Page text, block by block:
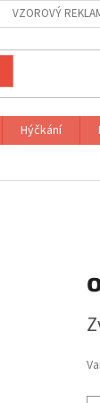
VZOROVÝ
Hýčkání